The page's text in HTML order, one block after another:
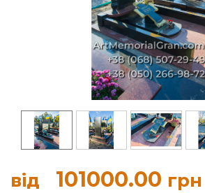
від 101000.00 грн